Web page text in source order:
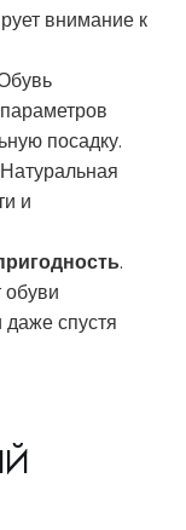
внимание к
посадку.
и
.
обуви
даже спустя